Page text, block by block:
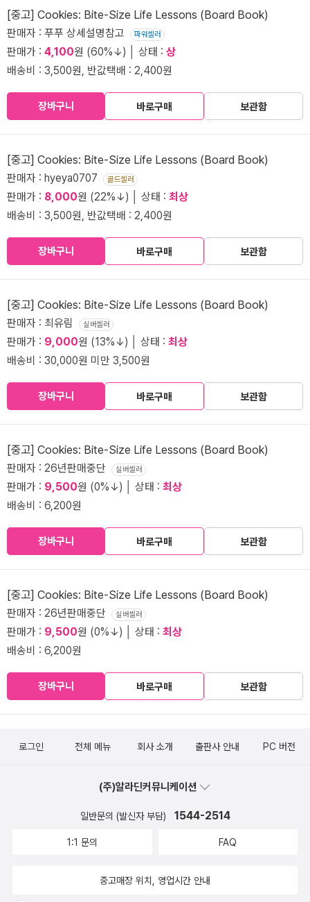
[중고] Cookies: Bite-Size Life Lessons (Board Book)
판매자 : 푸푸 상세설명참고 파워셀러
판매가 : 4,100원 (60%↓) │ 상태 : 상
배송비 : 3,500원, 반값택배 : 2,400원
장바구니 바로구매 보관함
[중고] Cookies: Bite-Size Life Lessons (Board Book)
판매자 : hyeya0707 골드셀러
판매가 : 8,000원 (22%↓) │ 상태 : 최상
배송비 : 3,500원, 반값택배 : 2,400원
장바구니 바로구매 보관함
[중고] Cookies: Bite-Size Life Lessons (Board Book)
판매자 : 최유림 실버셀러
판매가 : 9,000원 (13%↓) │ 상태 : 최상
배송비 : 30,000원 미만 3,500원
장바구니 바로구매 보관함
[중고] Cookies: Bite-Size Life Lessons (Board Book)
판매자 : 26년판매중단 실버셀러
판매가 : 9,500원 (0%↓) │ 상태 : 최상
배송비 : 6,200원
장바구니 바로구매 보관함
[중고] Cookies: Bite-Size Life Lessons (Board Book)
판매자 : 26년판매중단 실버셀러
판매가 : 9,500원 (0%↓) │ 상태 : 최상
배송비 : 6,200원
장바구니 바로구매 보관함
로그인 전체 메뉴 회사 소개 출판사 안내 PC 버전
(주)알라딘커뮤니케이션
일반문의 (발신자 부담) 1544-2514
1:1 문의 FAQ
중고매장 위치, 영업시간 안내